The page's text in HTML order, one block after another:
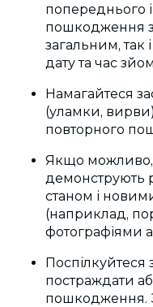
попереднього
пошкодження з
загальним, так
дату та час
Намагайтеся
(уламки,
повторного
Якщо можливо,
демонструють
станом і
(наприклад,
фотографіями
Поспілкуйтеся
постраждати
пошкодження.